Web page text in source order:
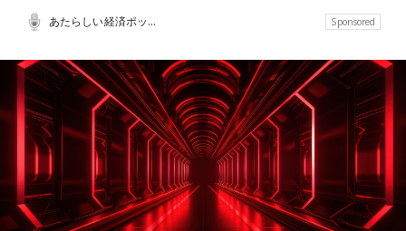
あたらしい経済ポッドキャスト Sponsored